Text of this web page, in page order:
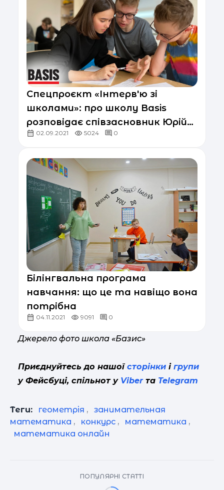
Спецпроєкт «Інтерв'ю зі
школами»: про школу Basis
розповідає співзасновник Юрій
Білецький
02.09.2021 5024 0
Білінгвальна програма
навчання: що це та навіщо вона
потрібна
04.11.2021 9091 0
Джерело фото школа «Базис»
Приєднуйтесь до нашої сторінки і групи
у Фейсбуці, спільнот у Viberта Telegram
Теги: геометрія ,
занимательная
математика , конкурс , математика ,
математика онлайн
ПОПУЛЯРНІ СТАТТІ